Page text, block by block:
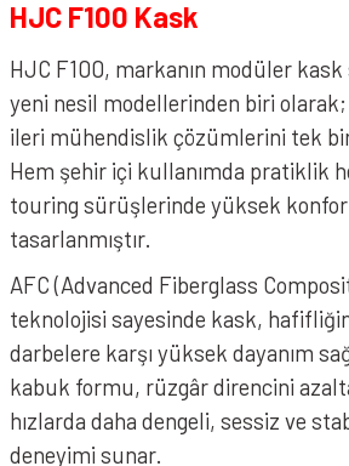
HJC F100 Kask
HJC F100, markanın modüler
yeni nesil modellerinden biri
ileri mühendislik çözümlerini tek
Hem şehir içi kullanımda pratiklik
touring sürüşlerinde yüksek
tasarlanmıştır.
AFC (Advanced Fiberglass
teknolojisi sayesinde kask,
darbelere karşı yüksek dayanım
kabuk formu, rüzgâr direncini
hızlarda daha dengeli, sessiz ve
deneyimi sunar.